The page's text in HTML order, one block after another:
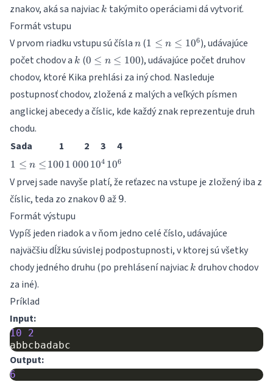
znakov, aká sa najviac k
k takýmito operáciami dá vytvoriť.
Formát vstupu
V prvom riadku vstupu sú čísla n
n (1
\leq
n
\leq
10^6
1 ≤ n ≤ 106), udávajúce
počet chodov a k
k (0
n
\leq
100
0 ≤ n ≤ 100), udávajúce počet druhov
chodov, ktoré Kika prehlási za iný chod. Nasleduje
postupnosť chodov, zložená z malých a veľkých písmen
anglickej abecedy a číslic, kde každý znak reprezentuje druh
chodu.
Sada
1 2 3 4
1
n
\leq
1 ≤ n ≤ 100
100 1\,000
1 000 10^4
104 10^6
106
V prvej sade navyše platí, že reťazec na vstupe je zložený iba z
číslic, teda zo znakov 0 až 9.
Formát výstupu
Vypíš jeden riadok a v ňom jedno celé číslo, udávajúce
najväčšiu dĺžku súvislej podpostupnosti, v ktorej sú všetky
chody jedného druhu (po prehlásení najviac k
k druhov chodov
za iné).
Príklad
Input:
10
2
abbcbadabc
Output:
6